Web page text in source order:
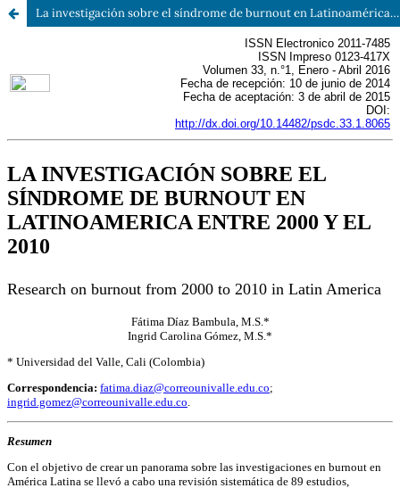
La investigación sobre el síndrome de burnout en Latinoamérica entre el 2000 y el 2010